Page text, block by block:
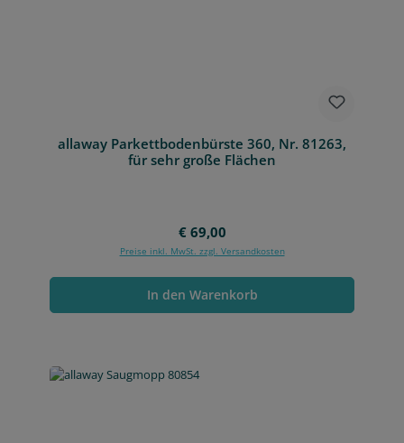
allaway Parkettbodenbürste 360, Nr. 81263,
für sehr große Flächen
Regulärer Preis:
€ 69,00
Preise inkl. MwSt. zzgl. Versandkosten
In den Warenkorb